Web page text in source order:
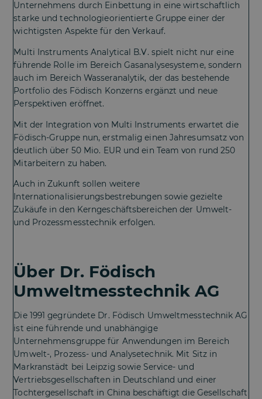
Unternehmens durch Einbettung in eine wirtschaftlich
starke und technologieorientierte Gruppe einer der
wichtigsten Aspekte für den Verkauf.
Multi Instruments Analytical B.V. spielt nicht nur eine
führende Rolle im Bereich Gasanalysesysteme, sondern
auch im Bereich Wasseranalytik, der das bestehende
Portfolio des Födisch Konzerns ergänzt und neue
Perspektiven eröffnet.
Mit der Integration von Multi Instruments erwartet die
Födisch-Gruppe nun, erstmalig einen Jahresumsatz von
deutlich über 50 Mio. EUR und ein Team von rund 250
Mitarbeitern zu haben.
Auch in Zukunft sollen weitere
Internationalisierungsbestrebungen sowie gezielte
Zukäufe in den Kerngeschäftsbereichen der Umwelt-
und Prozessmesstechnik erfolgen.
Über Dr. Födisch
Umweltmesstechnik AG
Die 1991 gegründete Dr. Födisch Umweltmesstechnik AG
ist eine führende und unabhängige
Unternehmensgruppe für Anwendungen im Bereich
Umwelt-, Prozess- und Analysetechnik. Mit Sitz in
Markranstädt bei Leipzig sowie Service- und
Vertriebsgesellschaften in Deutschland und einer
Tochtergesellschaft in China beschäftigt die Gesellschaft